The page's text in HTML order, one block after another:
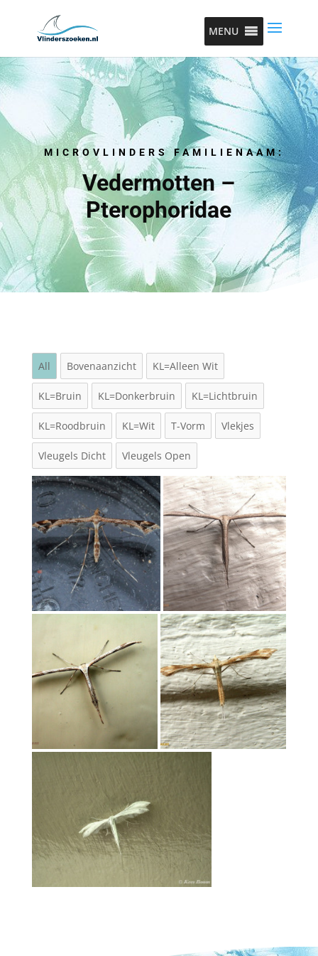
MENU
MICROVLINDERS FAMILIENAAM:
Vedermotten –
Pterophoridae
All Bovenaanzicht KL=Alleen Wit
KL=Bruin KL=Donkerbruin KL=Lichtbruin
KL=Roodbruin KL=Wit T-Vorm Vlekjes
Vleugels Dicht Vleugels Open